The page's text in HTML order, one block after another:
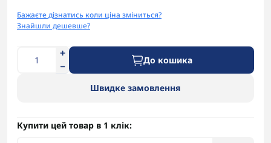
Бажаєте дізнатись коли ціна зміниться?
Знайшли дешевше?
До кошика
Швидке замовлення
Купити цей товар в 1 клік: